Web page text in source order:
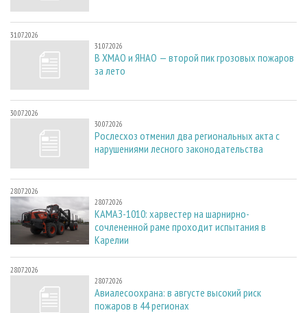
31.07.2026
31.07.2026
В ХМАО и ЯНАО — второй пик грозовых пожаров
за лето
30.07.2026
30.07.2026
Рослесхоз отменил два региональных акта с
нарушениями лесного законодательства
28.07.2026
28.07.2026
КАМАЗ-1010: харвестер на шарнирно-
сочлененной раме проходит испытания в
Карелии
28.07.2026
28.07.2026
Авиалесоохрана: в августе высокий риск
пожаров в 44 регионах